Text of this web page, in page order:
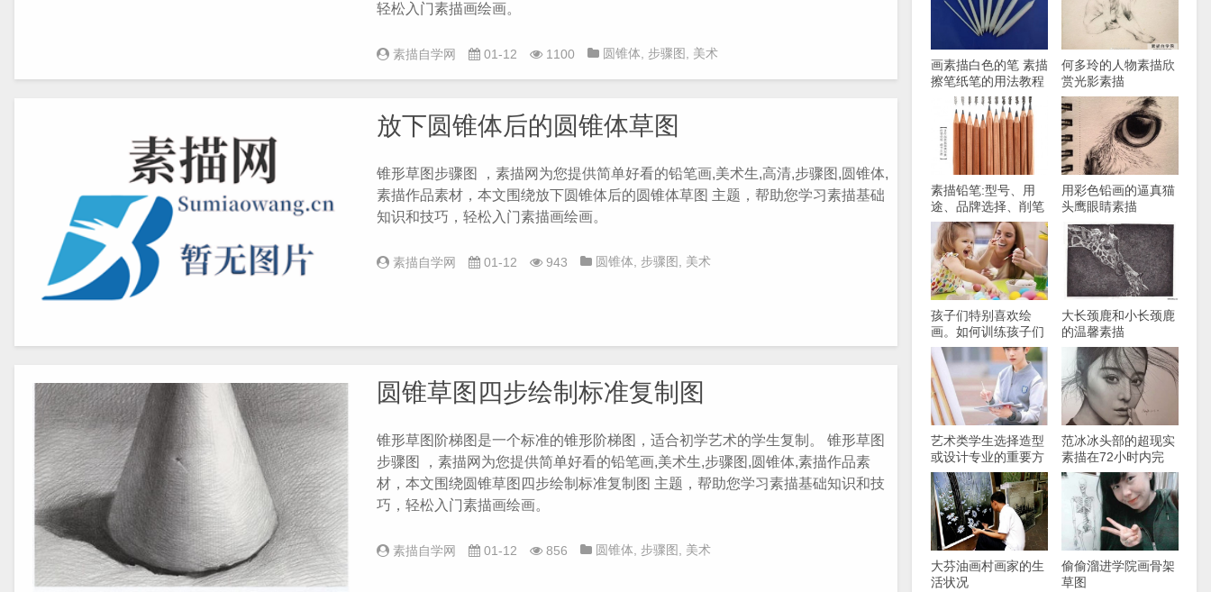
轻松入门素描画绘画。
素描自学网 01-12 1100 圆锥体, 步骤图, 美术
放下圆锥体后的圆锥体草图
锥形草图步骤图 ，素描网为您提供简单好看的铅笔画,美术生,高清,步骤图,圆锥体,
素描作品素材，本文围绕放下圆锥体后的圆锥体草图 主题，帮助您学习素描基础
知识和技巧，轻松入门素描画绘画。
素描自学网 01-12 943 圆锥体, 步骤图, 美术
圆锥草图四步绘制标准复制图
锥形草图阶梯图是一个标准的锥形阶梯图，适合初学艺术的学生复制。 锥形草图
步骤图 ，素描网为您提供简单好看的铅笔画,美术生,步骤图,圆锥体,素描作品素
材，本文围绕圆锥草图四步绘制标准复制图 主题，帮助您学习素描基础知识和技
巧，轻松入门素描画绘画。
素描自学网 01-12 856 圆锥体 步骤图 美术
画素描白色的笔 素描
擦笔纸笔的用法教程
何多玲的人物素描欣
赏光影素描
素描铅笔:型号、用
途、品牌选择、削笔
方法！
用彩色铅画的逼真猫
头鹰眼睛素描
孩子们特别喜欢绘
画。如何训练孩子们
从基础开始画画？
大长颈鹿和小长颈鹿
的温馨素描
艺术类学生选择造型
或设计专业的重要方
法
范冰冰头部的超现实
素描在72小时内完
成。看完之后，网民
们大声要求鞠躬，成
为老师！
大芬油画村画家的生
活状况
偷偷溜进学院画骨架
草图